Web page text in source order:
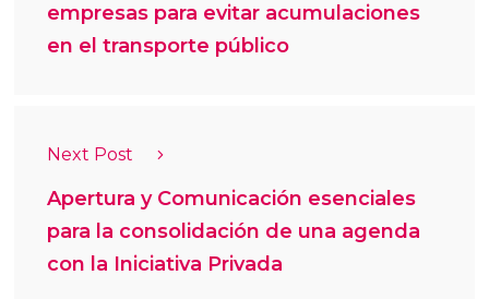
empresas para evitar acumulaciones
en el transporte público
Next Post
Apertura y Comunicación esenciales
para la consolidación de una agenda
con la Iniciativa Privada